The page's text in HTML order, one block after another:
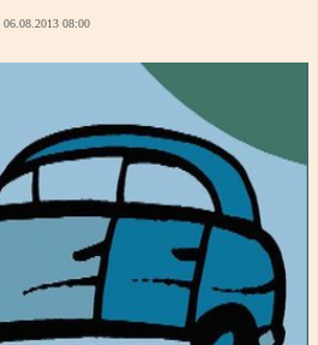
06.08.2013 08:00